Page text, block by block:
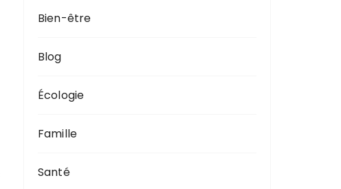
Bien-être
Blog
Écologie
Famille
Santé